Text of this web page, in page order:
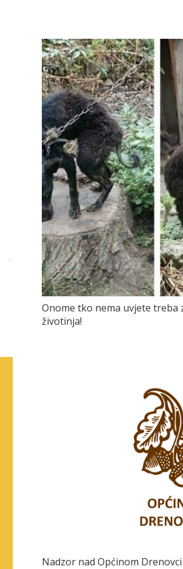
Onome tko nema uvjete treba
životinja!
Nadzor nad Općinom Drenovci